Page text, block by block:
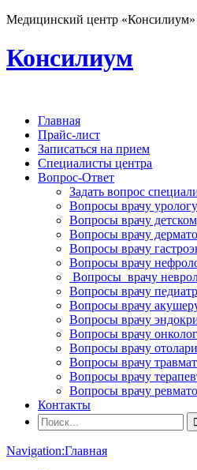
Медицинский центр
Консилиум
Главная
Прайс-лист
Записаться на прием
Специалисты центра
Вопрос-Ответ
Задать вопрос
Вопросы врачу урологу
Вопросы врачу
Вопросы врачу
Вопросы врачу
Вопросы врачу
Вопросы врачу
Вопросы врачу
Вопросы врачу
Вопросы врачу
Вопросы врачу
Вопросы врачу
Вопросы врачу
Вопросы врачу
Вопросы врачу
Контакты
Navigation:Главная